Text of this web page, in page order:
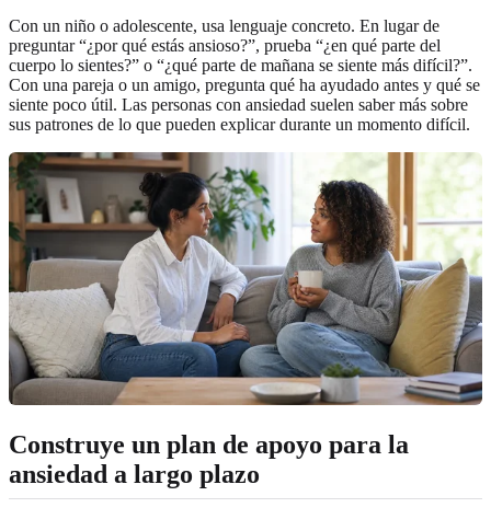
Con un niño o adolescente, usa lenguaje concreto. En lugar de
preguntar “¿por qué estás ansioso?”, prueba “¿en qué parte del
cuerpo lo sientes?” o “¿qué parte de mañana se siente más difícil?”.
Con una pareja o un amigo, pregunta qué ha ayudado antes y qué se
siente poco útil. Las personas con ansiedad suelen saber más sobre
sus patrones de lo que pueden explicar durante un momento difícil.
Construye un plan de apoyo para la
ansiedad a largo plazo